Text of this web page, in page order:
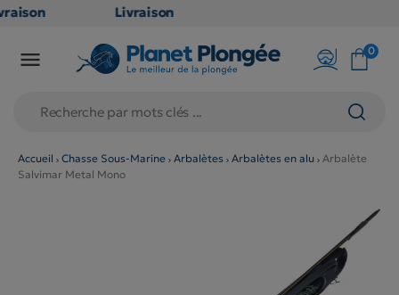
Livraison
en point
79€
(hors
produits
 0
Accueil Chasse Sous-Marine Arbalètes Arbalètes en alu
Arbalète
Salvimar Metal Mono